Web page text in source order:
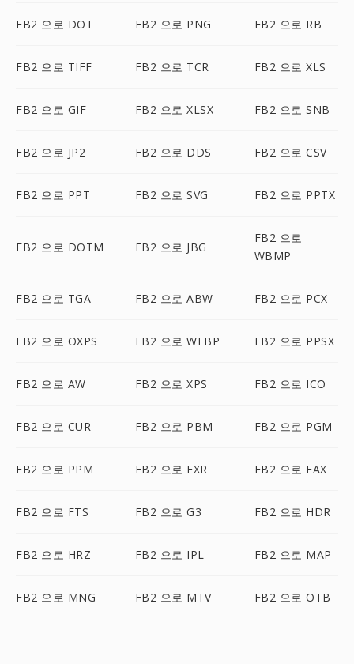
FB2 으로 DOT FB2 으로 PNG FB2 으로 RB
FB2 으로 TIFF FB2 으로 TCR FB2 으로 XLS
FB2 으로 GIF FB2 으로 XLSX FB2 으로 SNB
FB2 으로 JP2 FB2 으로 DDS FB2 으로 CSV
FB2 으로 PPT FB2 으로 SVG FB2 으로 PPTX
FB2 으로 DOTM FB2 으로 JBG
FB2 으로
WBMP
FB2 으로 TGA FB2 으로 ABW FB2 으로 PCX
FB2 으로 OXPS FB2 으로 WEBP FB2 으로 PPSX
FB2 으로 AW FB2 으로 XPS FB2 으로 ICO
FB2 으로 CUR FB2 으로 PBM FB2 으로 PGM
FB2 으로 PPM FB2 으로 EXR FB2 으로 FAX
FB2 으로 FTS FB2 으로 G3 FB2 으로 HDR
FB2 으로 HRZ FB2 으로 IPL FB2 으로 MAP
FB2 으로 MNG FB2 으로 MTV FB2 으로 OTB